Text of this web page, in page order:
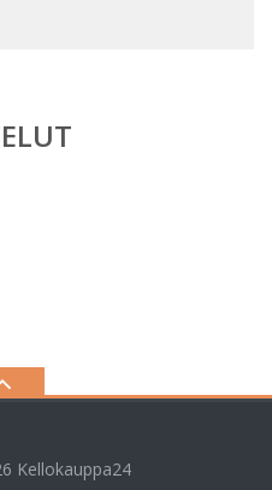
Kellokauppa24